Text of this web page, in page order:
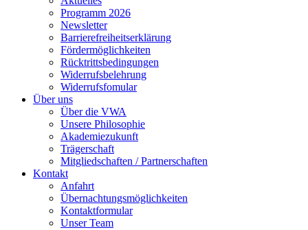
Programm 2026
Newsletter
Barrierefreiheitserklärung
Fördermöglichkeiten
Rücktrittsbedingungen
Widerrufsbelehrung
Widerrufsfomular
Über uns
Über die VWA
Unsere Philosophie
Akademiezukunft
Trägerschaft
Mitgliedschaften / Partnerschaften
Kontakt
Anfahrt
Übernachtungsmöglichkeiten
Kontaktformular
Unser Team